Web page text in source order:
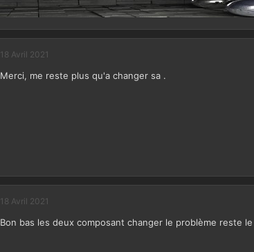
18 Avril 2021
Merci, me reste plus qu'a changer sa .
18 Avril 2021
Bon bas les deux composant changer le problème reste